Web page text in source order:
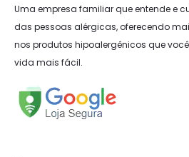
Uma empresa familiar que entende e
das pessoas alérgicas, oferecendo
nos produtos hipoalergênicos que
vida mais fácil.